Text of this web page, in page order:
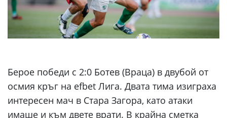
Берое победи с 2:0 Ботев (Враца) в двубой от
осмия кръг на efbet Лига. Двата тима изиграха
интересен мач в Стара Загора, като атаки
имаше и към двете врати. В крайна сметка